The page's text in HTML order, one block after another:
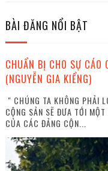
BÀI ĐĂNG NỔI BẬT
CHUẨN BỊ CHO SỰ CÁO
(NGUYỄN GIA KIỂNG)
" CHÚNG TA KHÔNG PHẢI
CỘNG SẢN SẼ ĐƯA TỚI
CỦA CÁC ĐẢNG CỘN...